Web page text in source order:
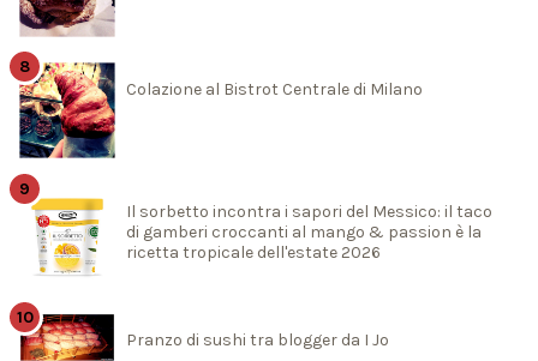
Colazione al Bistrot Centrale di Milano
Il sorbetto incontra i sapori del Messico: il taco
di gamberi croccanti al mango & passion è la
ricetta tropicale dell'estate 2026
Pranzo di sushi tra blogger da I Jo